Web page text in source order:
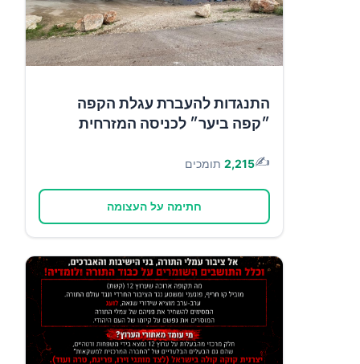
התנגדות להעברת עגלת הקפה
״קפה ביער״ לכניסה המזרחית
✍️
2,215 תומכים
חתימה על העצומה